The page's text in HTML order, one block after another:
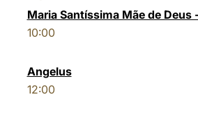
Maria Santíssima Mãe de Deus
10:00
Angelus
12:00